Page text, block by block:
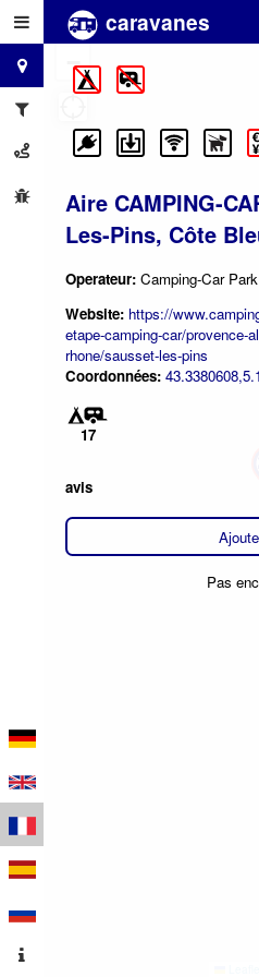
caravanes
Aire CAMPING-
Les-Pins, Côte
Operateur: Camping-Car Park
Website: https://
etape-camping-car/provence-
rhone/sausset-les-pins
Coordonnées:
17
avis
Pas
+
−